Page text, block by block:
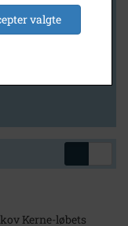
Kerne-løbets
valgte